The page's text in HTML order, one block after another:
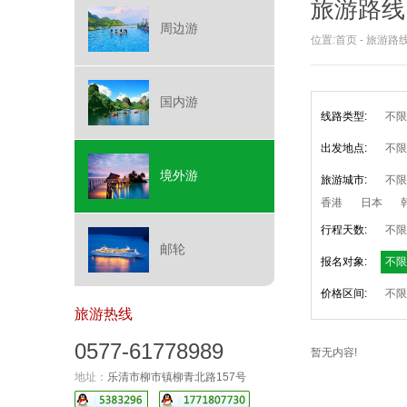
周边游
国内游
境外游
邮轮
旅游热线
0577-61778989
地址： 乐清市柳市镇柳青北路157号
旅游路线
位置:首页 - 旅游路
线路类型: 不限
出发地点: 不限
旅游城市:
不限
香港
日本
行程天数: 不限
报名对象: 不限
价格区间: 不限
暂无内容!